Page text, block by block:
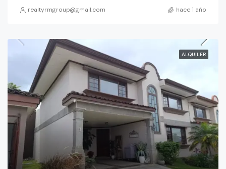
realtyrmgroup@gmail.com hace 1 año
ALQUILER